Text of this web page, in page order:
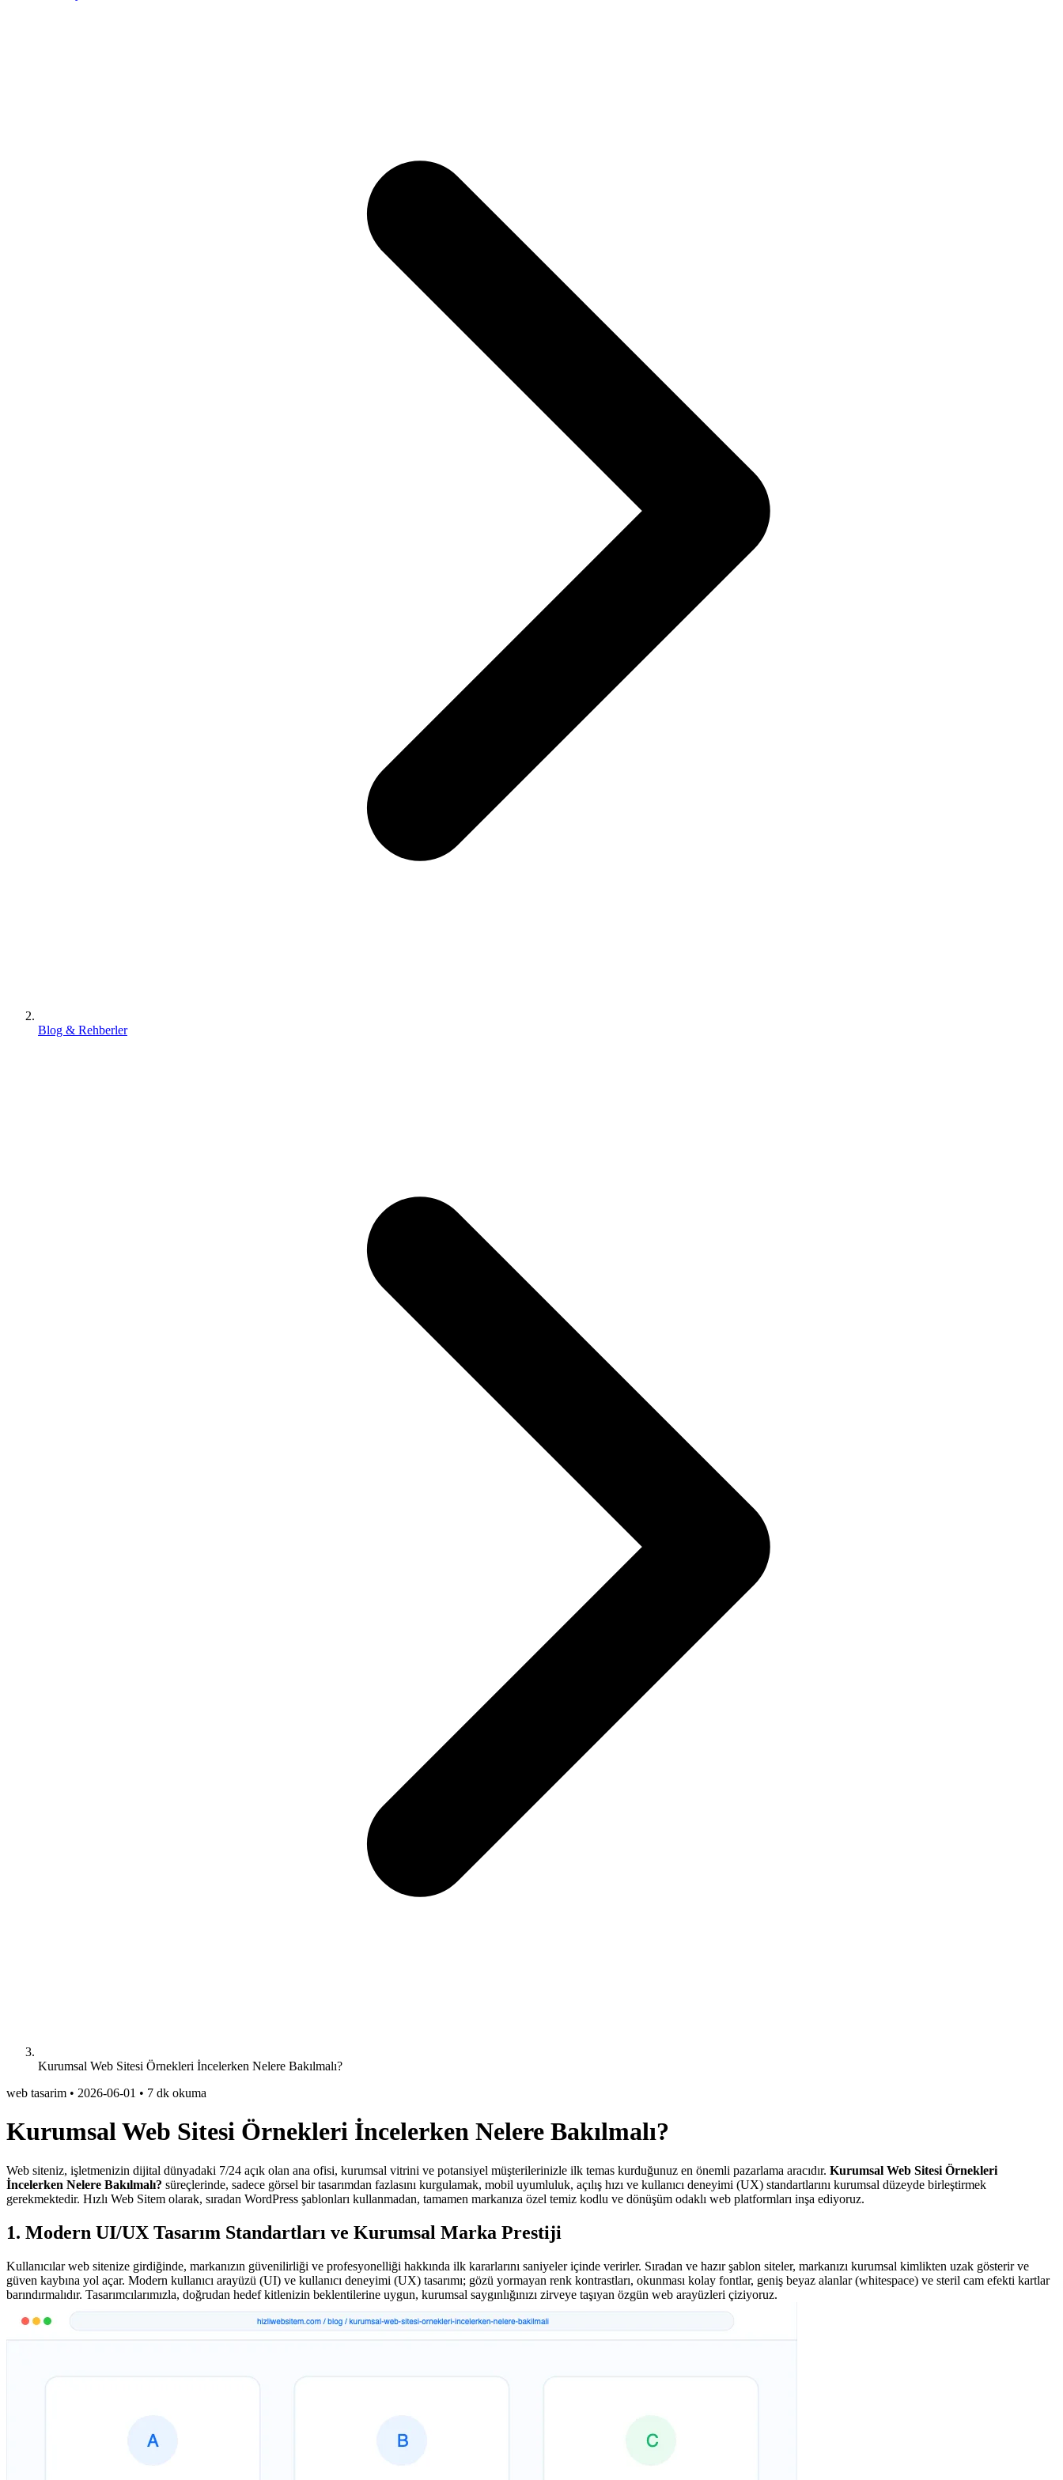
Blog & Rehberler
Kurumsal Web Sitesi Örnekleri İncelerken Nelere Bakılmalı?
web tasarim • 2026-06-01 • 7 dk okuma
Kurumsal Web Sitesi Örnekleri İncelerken Nelere Bakılmalı?
Web siteniz, işletmenizin dijital dünyadaki 7/24 açık olan ana ofisi, kurumsal vitrini ve potansiyel müşterilerinizle ilk temas kurduğunuz en önemli pazarlama aracıdır. Kurumsal Web Sitesi Örnekleri
İncelerken Nelere Bakılmalı? süreçlerinde, sadece görsel bir tasarımdan fazlasını kurgulamak, mobil uyumluluk, açılış hızı ve kullanıcı deneyimi (UX) standartlarını kurumsal düzeyde birleştirmek
gerekmektedir. Hızlı Web Sitem olarak, sıradan WordPress şablonları kullanmadan, tamamen markanıza özel temiz kodlu ve dönüşüm odaklı web platformları inşa ediyoruz.
1. Modern UI/UX Tasarım Standartları ve Kurumsal Marka Prestiji
Kullanıcılar web sitenize girdiğinde, markanızın güvenilirliği ve profesyonelliği hakkında ilk kararlarını saniyeler içinde verirler. Sıradan ve hazır şablon siteler, markanızı kurumsal kimlikten uzak gösterir ve
güven kaybına yol açar. Modern kullanıcı arayüzü (UI) ve kullanıcı deneyimi (UX) tasarımı; gözü yormayan renk kontrastları, okunması kolay fontlar, geniş beyaz alanlar (whitespace) ve steril cam efekti kartlar
barındırmalıdır. Tasarımcılarımızla, doğrudan hedef kitlenizin beklentilerine uygun, kurumsal saygınlığınızı zirveye taşıyan özgün web arayüzleri çiziyoruz.